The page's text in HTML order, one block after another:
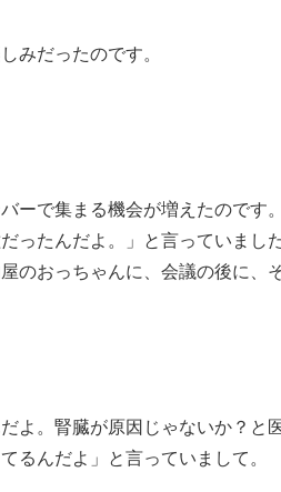
みだったのです。
ーで集まる機会が増えたのです
ったんだよ。」と言っていました
のおっちゃんに、会議の後に、
よ。腎臓が原因じゃないか？と
んだよ」と言っていまして。